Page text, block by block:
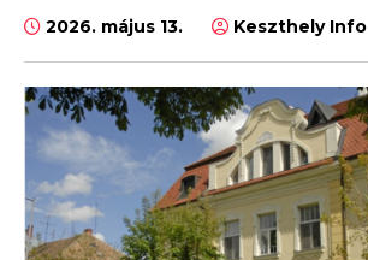
2026. május 13. Keszthely Info